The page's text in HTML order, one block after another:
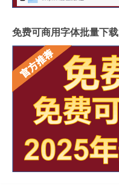
免费可商用字体批量下载